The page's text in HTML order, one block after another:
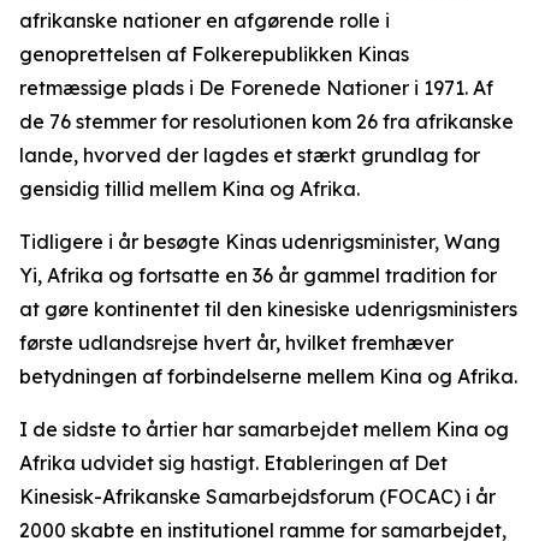
afrikanske nationer en afgørende rolle i
genoprettelsen af Folkerepublikken Kinas
retmæssige plads i De Forenede Nationer i 1971. Af
de 76 stemmer for resolutionen kom 26 fra afrikanske
lande, hvorved der lagdes et stærkt grundlag for
gensidig tillid mellem Kina og Afrika.
Tidligere i år besøgte Kinas udenrigsminister, Wang
Yi, Afrika og fortsatte en 36 år gammel tradition for
at gøre kontinentet til den kinesiske udenrigsministers
første udlandsrejse hvert år, hvilket fremhæver
betydningen af forbindelserne mellem Kina og Afrika.
I de sidste to årtier har samarbejdet mellem Kina og
Afrika udvidet sig hastigt. Etableringen af Det
Kinesisk-Afrikanske Samarbejdsforum (FOCAC) i år
2000 skabte en institutionel ramme for samarbejdet,